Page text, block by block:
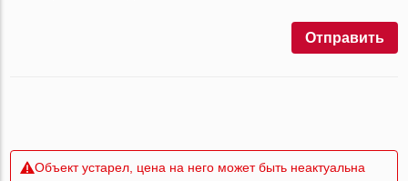
Отправить
Объект устарел, цена на него может быть неактуальна